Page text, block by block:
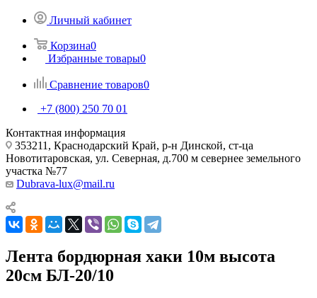
Личный кабинет
Корзина0
Избранные товары0
Сравнение товаров0
+7 (800) 250 70 01
Контактная информация
353211, Краснодарский Край, р-н Динской, ст-ца
Новотитаровская, ул. Северная, д.700 м севернее земельного
участка №77
Dubrava-lux@mail.ru
Лента бордюрная хаки 10м высота
20см БЛ-20/10